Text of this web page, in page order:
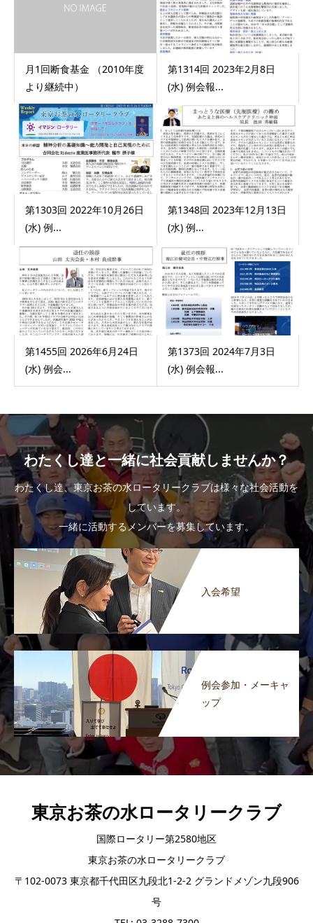
月1回断食基金 （2010年度
より継続中）
第1314回 2023年2月8日
(水) 例会報...
第1303回 2022年10月26日
(水) 例...
第1348回 2023年12月13日
(水) 例...
第1455回 2026年6月24日
(水) 例会...
第1373回 2024年7月3日
(水) 例会報...
わたくし達と一緒に社会貢献しませんか？
わたくし達、東京お茶の水ロータリークラブは様々な社会活動を
しています。
一緒に活動するメンバーを募集しています。
入会希望
例会参加・メーキャ
ップ
東京お茶の水ロータリークラブ
国際ロータリー第2580地区
東京お茶の水ロータリークラブ
〒102-0073 東京都千代田区九段北1-2-2 グランドメゾン九段906
号